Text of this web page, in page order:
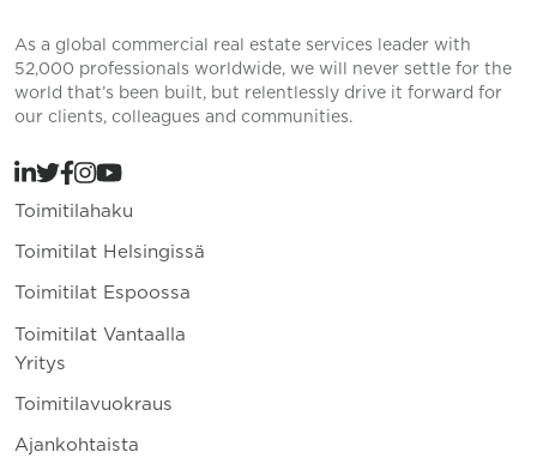
As a global commercial real estate services leader with
52,000 professionals worldwide, we will never settle for the
world that’s been built, but relentlessly drive it forward for
our clients, colleagues and communities.
Toimitilahaku
Toimitilat Helsingissä
Toimitilat Espoossa
Toimitilat Vantaalla
Yritys
Toimitilavuokraus
Ajankohtaista